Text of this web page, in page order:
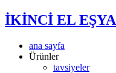
İKİNCİ EL EŞYA
ana sayfa
Ürünler
tavsiyeler